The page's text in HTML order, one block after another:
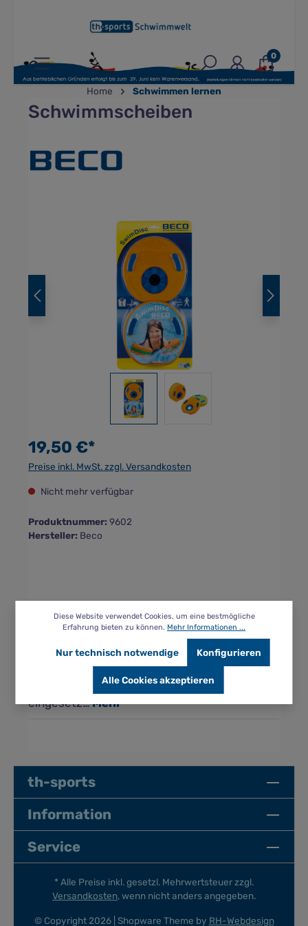
0
Home Schwimmen lernen
Schwimmscheiben
Bildergalerie überspringen
19,50 €*
Preise inkl. MwSt. zzgl. Versandkosten
Nicht mehr verfügbar
Produktnummer: 9602
Hersteller: Beco
Beschreibung
Die Anzahl der Schwimmscheiben kann
individuell auf die Bedürfnisse und
Fähigkeiten angepasst werden, da durch die
eingesetz…Mehr
th-sports
Information
Service
* Alle Preise inkl. gesetzl. Mehrwertsteuer zzgl.
Versandkosten, wenn nicht anders angegeben.
© Copyright 2026 | Shopware Theme by RH-Webdesign
Diese Website verwendet Cookies, um eine bestmögliche
Erfahrung bieten zu können. Mehr Informationen ...
Nur technisch notwendige Konfigurieren
Alle Cookies akzeptieren